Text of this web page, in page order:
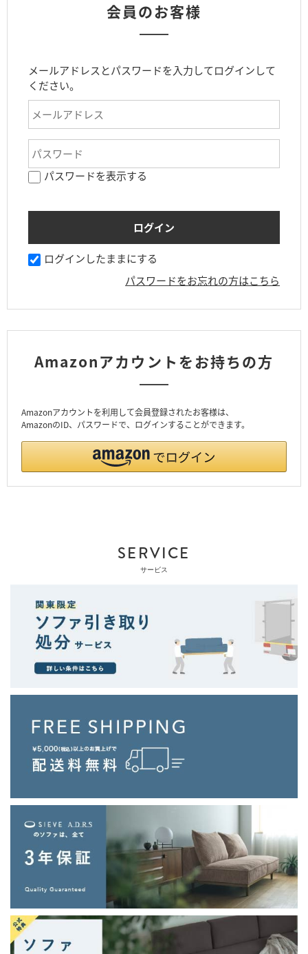
会員のお客様
メールアドレスとパスワードを入力してログインして
ください。
パスワードを表示する
ログインしたままにする
パスワードをお忘れの方はこちら
Amazonアカウントをお持ちの方
Amazonアカウントを利用して会員登録されたお客様は、
AmazonのID、パスワードで、ログインすることができます。
SERVICE
サービス